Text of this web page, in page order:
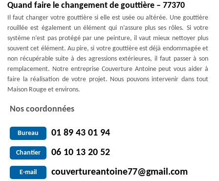
Quand faire le changement de gouttière – 77370
Il faut changer votre gouttière si elle est usée ou altérée. Une gouttière
rouillée est également un élément qui n’assure plus ses rôles. Si votre
système n’est pas protégé par une peinture, il vaut mieux nettoyer plus
souvent cet élément. Au pire, si votre gouttière est déjà endommagée et
non récupérable suite à des agressions extérieures, il faut passer à son
remplacement. Notre entreprise Couverture Antoine peut vous aider à
faire la réalisation de votre projet. Nous pouvons intervenir dans tout
Maison Rouge et environs.
Nos coordonnées
Bureau 01 89 43 01 94
Chantier 06 10 13 20 52
E-mail couvertureantoine77@gmail.com